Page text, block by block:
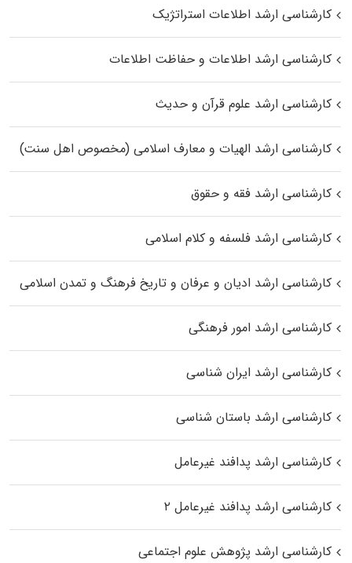
کارشناسی ارشد اطلاعات استراتژیک
کارشناسی ارشد اطلاعات و حفاظت اطلاعات
کارشناسی ارشد علوم قرآن و حدیث
کارشناسی ارشد الهیات و معارف اسلامی (مخصوص اهل سنت)
کارشناسی ارشد فقه و حقوق
کارشناسی ارشد فلسفه و کلام اسلامی
کارشناسی ارشد ادیان و عرفان و تاریخ فرهنگ و تمدن اسلامی
کارشناسی ارشد امور فرهنگی
کارشناسی ارشد ایران شناسی
کارشناسی ارشد باستان شناسی
کارشناسی ارشد پدافند غیرعامل
کارشناسی ارشد پدافند غیرعامل ۲
کارشناسی ارشد پژوهش علوم اجتماعی